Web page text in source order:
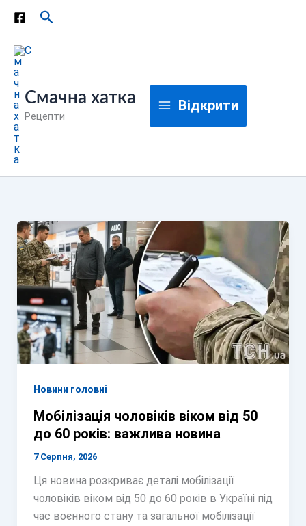
Перейти
вмісту
Пошук
Смачна хатка
Рецепти
Відкрити
Новини головні
Мобілізація чоловіків віком від 50
до 60 років: важлива новина
7 Серпня, 2026
Ця новина розкриває деталі мобілізації
чоловіків віком від 50 до 60 років в Україні під
час воєнного стану та загальної мобілізації